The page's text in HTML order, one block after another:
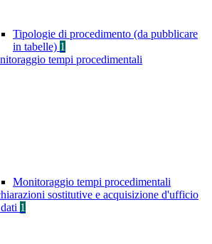
Tipologie di procedimento (da pubblicare
in tabelle) 1
tempi procedimentali
Monitoraggio tempi procedimentali
sostitutive e acquisizione d'ufficio
1